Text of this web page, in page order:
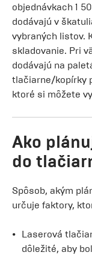
objednávkach 1
dodávajú v
vybraných listov.
skladovanie. Pri
dodávajú na
tlačiarne/kopírky
ktoré si môžete
Ako
do
Spôsob, akým
určuje faktory,
Laserová
dôležité, aby